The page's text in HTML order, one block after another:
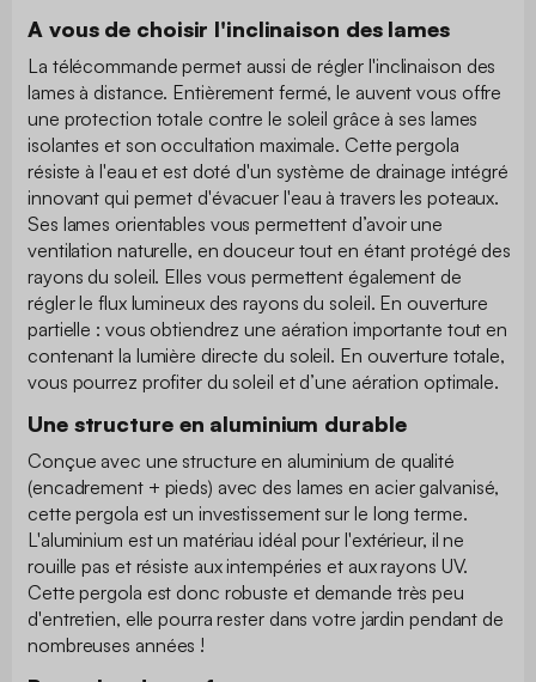
A vous de choisir l'inclinaison des lames
La télécommande permet aussi de régler l'inclinaison des
lames à distance. Entièrement fermé, le auvent vous offre
une protection totale contre le soleil grâce à ses lames
isolantes et son occultation maximale. Cette pergola
résiste à l'eau et est doté d'un système de drainage intégré
innovant qui permet d'évacuer l'eau à travers les poteaux.
Ses lames orientables vous permettent d’avoir une
ventilation naturelle, en douceur tout en étant protégé des
rayons du soleil. Elles vous permettent également de
régler le flux lumineux des rayons du soleil. En ouverture
partielle : vous obtiendrez une aération importante tout en
contenant la lumière directe du soleil. En ouverture totale,
vous pourrez profiter du soleil et d’une aération optimale.
Une structure en aluminium durable
Conçue avec une structure en aluminium de qualité
(encadrement + pieds) avec des lames en acier galvanisé,
cette pergola est un investissement sur le long terme.
L'aluminium est un matériau idéal pour l'extérieur, il ne
rouille pas et résiste aux intempéries et aux rayons UV.
Cette pergola est donc robuste et demande très peu
d'entretien, elle pourra rester dans votre jardin pendant de
nombreuses années !